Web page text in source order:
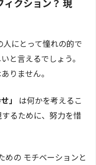
ィクション？ 現
にとって憧れの的で
と言えるでしょう。
りません。
」
は何かを考えるこ
るために、努力を惜
めの モチベーションと